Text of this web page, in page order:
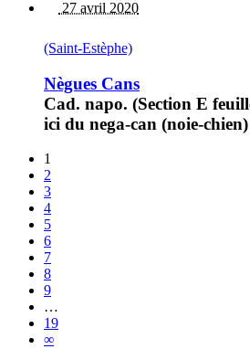
27 avril 2020
(Saint-Estèphe)
Nègues Cans
Cad. napo. (Section E
ici du nega-can (noie-
1
2
3
4
5
6
7
8
9
…
19
∞